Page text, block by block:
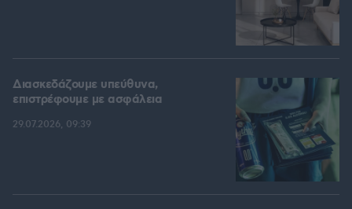
Διασκεδάζουμε υπεύθυνα,
επιστρέφουμε με ασφάλεια
29.07.2026, 09:39